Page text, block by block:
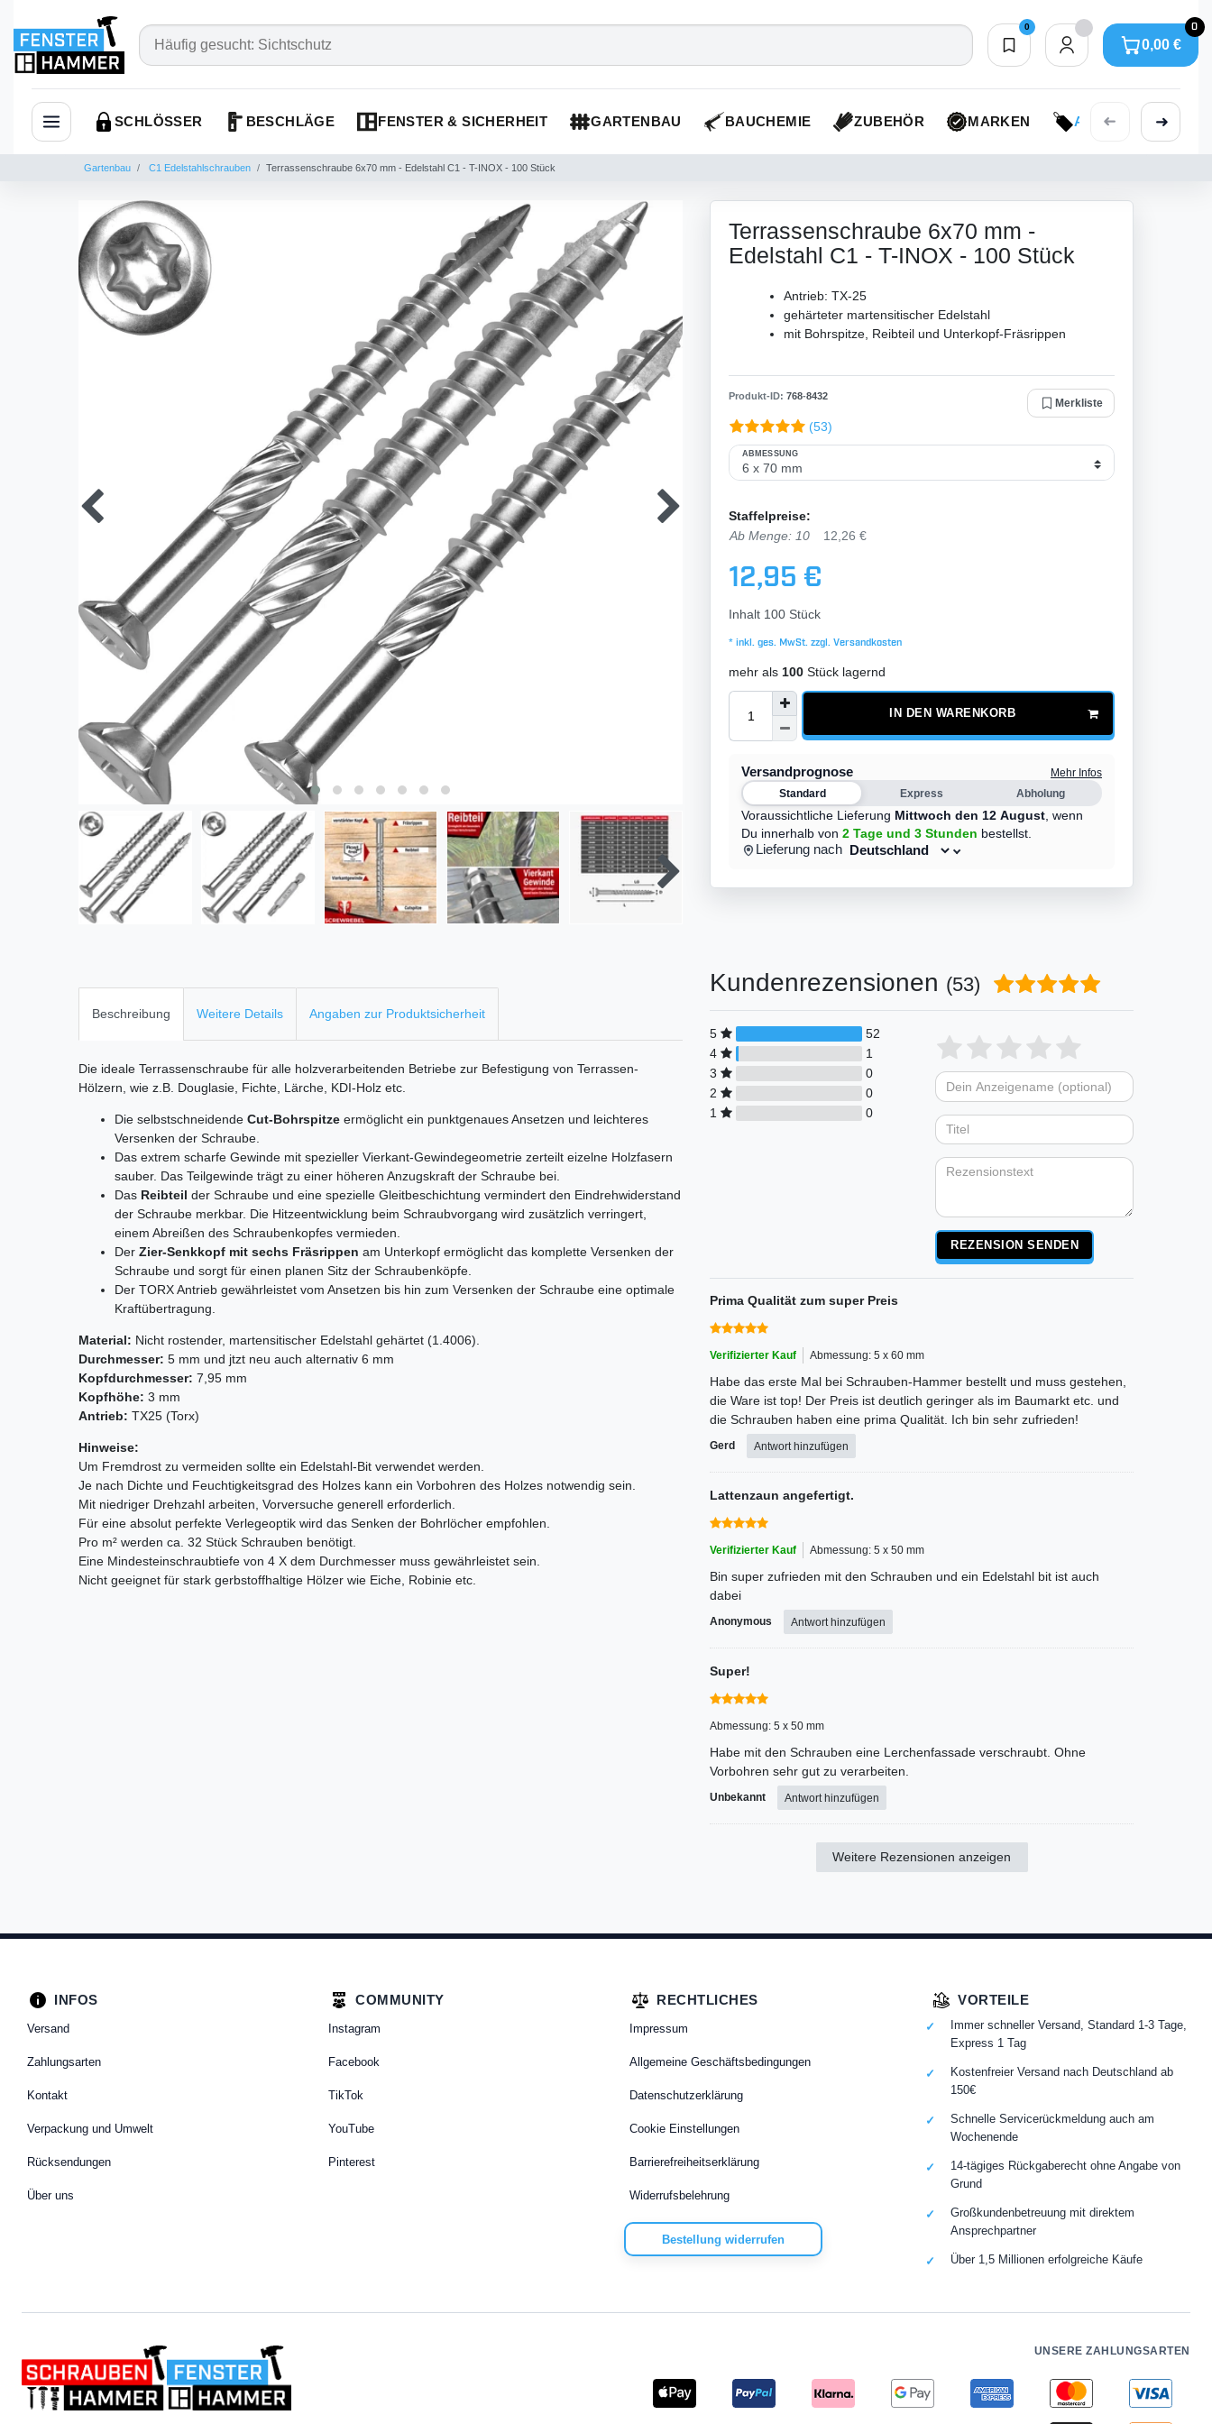
0
Merkliste
0
0,00 €
0,00 €
Navigation öffnen
SCHLÖSSER BESCHLÄGE FENSTER & SICHERHEIT GARTENBAU BAUCHEMIE ZUBEHÖR MARKEN AKTIONEN
➜ ➜
Gartenbau C1 Edelstahlschrauben Terrassenschraube 6x70 mm - Edelstahl C1 - T-INOX - 100 Stück
Terrassenschraube 6x70 mm -
Edelstahl C1 - T-INOX - 100 Stück
Antrieb: TX-25
gehärteter martensitischer Edelstahl
mit Bohrspitze, Reibteil und Unterkopf-Fräsrippen
Produkt-ID: 768-8432
Merkliste
(53)
ABMESSUNG
Staffelpreise:
Ab Menge: 10
12,26 €
12,95 €
Inhalt 100 Stück
* inkl. ges. MwSt. zzgl. Versandkosten
mehr als 100 Stück lagernd
IN DEN WARENKORB
Versandprognose
Mehr Infos
Standard
Express Abholung
Voraussichtliche Lieferung Mittwoch den 12 August wenn
Du innerhalb von 2 Tage und 3 Stunden bestellst.
Lieferung nach
Beschreibung Weitere Details Angaben zur Produktsicherheit
Die ideale Terrassenschraube für alle holzverarbeitenden Betriebe zur Befestigung von Terrassen-
Hölzern, wie z.B. Douglasie, Fichte, Lärche, KDI-Holz etc.
Die selbstschneidende Cut-Bohrspitze ermöglicht ein punktgenaues Ansetzen und leichteres
Versenken der Schraube.
Das extrem scharfe Gewinde mit spezieller Vierkant-Gewindegeometrie zerteilt eizelne Holzfasern
sauber. Das Teilgewinde trägt zu einer höheren Anzugskraft der Schraube bei.
Das Reibteil der Schraube und eine spezielle Gleitbeschichtung vermindert den Eindrehwiderstand
der Schraube merkbar. Die Hitzeentwicklung beim Schraubvorgang wird zusätzlich verringert,
einem Abreißen des Schraubenkopfes vermieden.
Der Zier-Senkkopf mit sechs Fräsrippen am Unterkopf ermöglicht das komplette Versenken der
Schraube und sorgt für einen planen Sitz der Schraubenköpfe.
Der TORX Antrieb gewährleistet vom Ansetzen bis hin zum Versenken der Schraube eine optimale
Kraftübertragung.
Material: Nicht rostender, martensitischer Edelstahl gehärtet (1.4006).
Durchmesser: 5 mm und jtzt neu auch alternativ 6 mm
Kopfdurchmesser: 7,95 mm
Kopfhöhe: 3 mm
Antrieb: TX25 (Torx)
Hinweise:
Um Fremdrost zu vermeiden sollte ein Edelstahl-Bit verwendet werden.
Je nach Dichte und Feuchtigkeitsgrad des Holzes kann ein Vorbohren des Holzes notwendig sein.
Mit niedriger Drehzahl arbeiten, Vorversuche generell erforderlich.
Für eine absolut perfekte Verlegeoptik wird das Senken der Bohrlöcher empfohlen.
Pro m² werden ca. 32 Stück Schrauben benötigt.
Eine Mindesteinschraubtiefe von 4 X dem Durchmesser muss gewährleistet sein.
Nicht geeignet für stark gerbstoffhaltige Hölzer wie Eiche, Robinie etc.
Kundenrezensionen (53)
5
52
4
1
3
0
2
0
1
0
Bewertungssterne
von
5
4
von
5
3
von
5
2
von
5
1
von
5
Bewertungssternen
Anzeigename
(optional)
REZENSION SENDEN
Prima Qualität zum super Preis
Verifizierter Kauf Abmessung: 5 x 60 mm
Habe das erste Mal bei Schrauben-Hammer bestellt und muss gestehen,
die Ware ist top! Der Preis ist deutlich geringer als im Baumarkt etc. und
die Schrauben haben eine prima Qualität. Ich bin sehr zufrieden!
Gerd Antwort hinzufügen
Lattenzaun angefertigt.
Verifizierter Kauf Abmessung: 5 x 50 mm
Bin super zufrieden mit den Schrauben und ein Edelstahl bit ist auch
dabei
Anonymous Antwort hinzufügen
Super!
Abmessung: 5 x 50 mm
Habe mit den Schrauben eine Lerchenfassade verschraubt. Ohne
Vorbohren sehr gut zu verarbeiten.
Unbekannt Antwort hinzufügen
Weitere Rezensionen anzeigen
INFOS
Versand
Zahlungsarten
Kontakt
Verpackung und Umwelt
Rücksendungen
Über uns
COMMUNITY
Instagram
Facebook
TikTok
YouTube
Pinterest
RECHTLICHES
Impressum
Allgemeine Geschäftsbedingungen
Datenschutzerklärung
Cookie Einstellungen
Barrierefreiheitserklärung
Widerrufsbelehrung
Bestellung widerrufen
VORTEILE
Immer schneller Versand, Standard 1-3 Tage,
Express 1 Tag
Kostenfreier Versand nach Deutschland ab
150€
Schnelle Servicerückmeldung auch am
Wochenende
14-tägiges Rückgaberecht ohne Angabe von
Grund
Großkundenbetreuung mit direktem
Ansprechpartner
Über 1,5 Millionen erfolgreiche Käufe
UNSERE ZAHLUNGSARTEN